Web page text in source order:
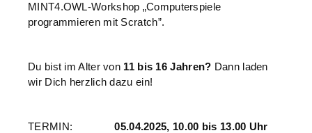
MINT4.OWL-Workshop „Computerspiele
programmieren mit Scratch”.
Du bist im Alter von 11 bis 16 Jahren? Dann laden
wir Dich herzlich dazu ein!
TERMIN:05.04.2025, 10.00 bis 13.00 Uhr